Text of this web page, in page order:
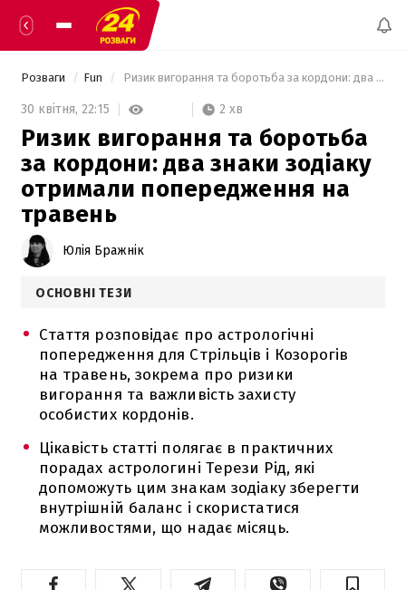
Розваги Fun Ризик вигорання та боротьба за кордони: два знаки зодіаку отримали попередження на травень
30 квітня, 22:15 2 хв
Ризик вигорання та боротьба
за кордони: два знаки зодіаку
отримали попередження на
травень
Юлія Бражнік
ОСНОВНІ ТЕЗИ
Стаття розповідає про астрологічні
попередження для Стрільців і Козорогів
на травень, зокрема про ризики
вигорання та важливість захисту
особистих кордонів.
Цікавість статті полягає в практичних
порадах астрологині Терези Рід, які
допоможуть цим знакам зодіаку зберегти
внутрішній баланс і скористатися
можливостями, що надає місяць.